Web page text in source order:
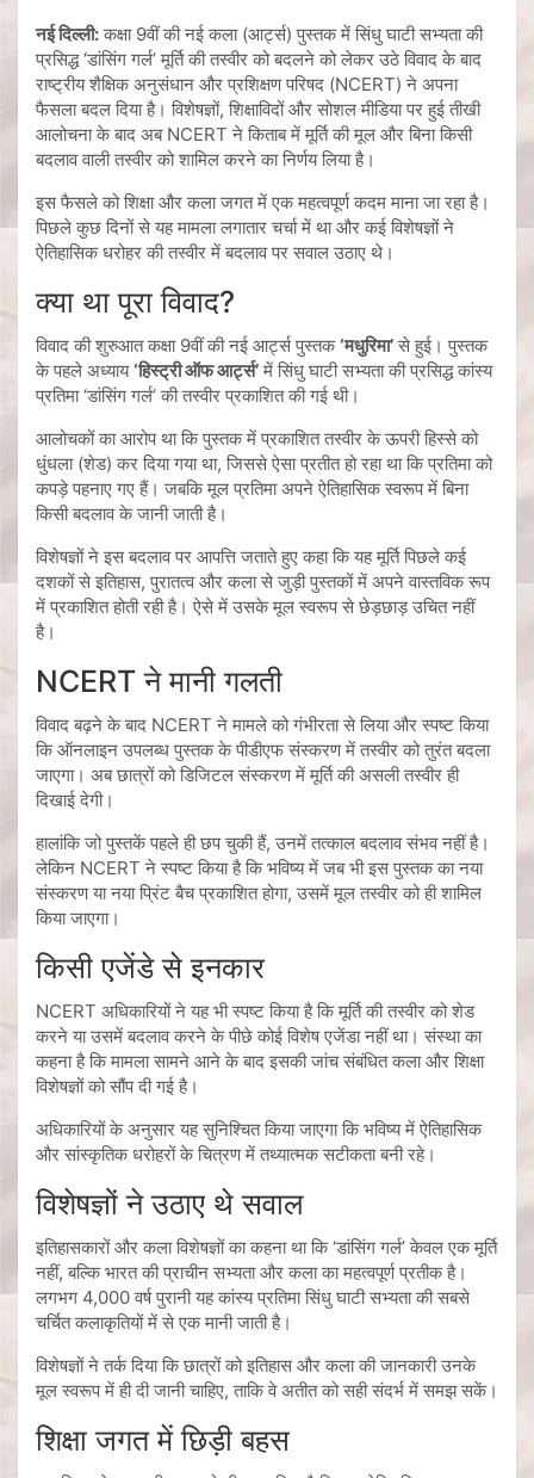
नई दिल्ली:कक्षा 9वीं की नई कला (आर्ट्स) पुस्तक में सिंधु घाटी सभ्यता की
प्रसिद्ध ‘डांसिंग गर्ल’ मूर्ति की तस्वीर को बदलने को लेकर उठे विवाद के बाद
राष्ट्रीय शैक्षिक अनुसंधान और प्रशिक्षण परिषद (NCERT) ने अपना
फैसला बदल दिया है। विशेषज्ञों, शिक्षाविदों और सोशल मीडिया पर हुई तीखी
आलोचना के बाद अब NCERT ने किताब में मूर्ति की मूल और बिना किसी
बदलाव वाली तस्वीर को शामिल करने का निर्णय लिया है।
इस फैसले को शिक्षा और कला जगत में एक महत्वपूर्ण कदम माना जा रहा है।
पिछले कुछ दिनों से यह मामला लगातार चर्चा में था और कई विशेषज्ञों ने
ऐतिहासिक धरोहर की तस्वीर में बदलाव पर सवाल उठाए थे।
क्या था पूरा विवाद?
विवाद की शुरुआत कक्षा 9वीं की नई आर्ट्स पुस्तक‘मधुरिमा’से हुई। पुस्तक
के पहले अध्याय‘हिस्ट्री ऑफ आर्ट्स’में सिंधु घाटी सभ्यता की प्रसिद्ध कांस्य
प्रतिमा ‘डांसिंग गर्ल’ की तस्वीर प्रकाशित की गई थी।
आलोचकों का आरोप था कि पुस्तक में प्रकाशित तस्वीर के ऊपरी हिस्से को
धुंधला (शेड) कर दिया गया था, जिससे ऐसा प्रतीत हो रहा था कि प्रतिमा को
कपड़े पहनाए गए हैं। जबकि मूल प्रतिमा अपने ऐतिहासिक स्वरूप में बिना
किसी बदलाव के जानी जाती है।
विशेषज्ञों ने इस बदलाव पर आपत्ति जताते हुए कहा कि यह मूर्ति पिछले कई
दशकों से इतिहास, पुरातत्व और कला से जुड़ी पुस्तकों में अपने वास्तविक रूप
में प्रकाशित होती रही है। ऐसे में उसके मूल स्वरूप से छेड़छाड़ उचित नहीं
है।
NCERT ने मानी गलती
विवाद बढ़ने के बाद NCERT ने मामले को गंभीरता से लिया और स्पष्ट किया
कि ऑनलाइन उपलब्ध पुस्तक के पीडीएफ संस्करण में तस्वीर को तुरंत बदला
जाएगा। अब छात्रों को डिजिटल संस्करण में मूर्ति की असली तस्वीर ही
दिखाई देगी।
हालांकि जो पुस्तकें पहले ही छप चुकी हैं, उनमें तत्काल बदलाव संभव नहीं है।
लेकिन NCERT ने स्पष्ट किया है कि भविष्य में जब भी इस पुस्तक का नया
संस्करण या नया प्रिंट बैच प्रकाशित होगा, उसमें मूल तस्वीर को ही शामिल
किया जाएगा।
किसी एजेंडे से इनकार
NCERT अधिकारियों ने यह भी स्पष्ट किया है कि मूर्ति की तस्वीर को शेड
करने या उसमें बदलाव करने के पीछे कोई विशेष एजेंडा नहीं था। संस्था का
कहना है कि मामला सामने आने के बाद इसकी जांच संबंधित कला और शिक्षा
विशेषज्ञों को सौंप दी गई है।
अधिकारियों के अनुसार यह सुनिश्चित किया जाएगा कि भविष्य में ऐतिहासिक
और सांस्कृतिक धरोहरों के चित्रण में तथ्यात्मक सटीकता बनी रहे।
विशेषज्ञों ने उठाए थे सवाल
इतिहासकारों और कला विशेषज्ञों का कहना था कि ‘डांसिंग गर्ल’ केवल एक मूर्ति
नहीं, बल्कि भारत की प्राचीन सभ्यता और कला का महत्वपूर्ण प्रतीक है।
लगभग 4,000 वर्ष पुरानी यह कांस्य प्रतिमा सिंधु घाटी सभ्यता की सबसे
चर्चित कलाकृतियों में से एक मानी जाती है।
विशेषज्ञों ने तर्क दिया कि छात्रों को इतिहास और कला की जानकारी उनके
मूल स्वरूप में ही दी जानी चाहिए, ताकि वे अतीत को सही संदर्भ में समझ सकें।
शिक्षा जगत में छिड़ी बहस